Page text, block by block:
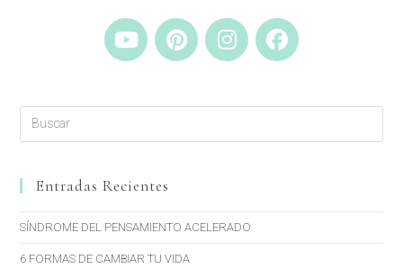
Entradas Recientes
SÍNDROME DEL PENSAMIENTO ACELERADO
6 FORMAS DE CAMBIAR TU VIDA